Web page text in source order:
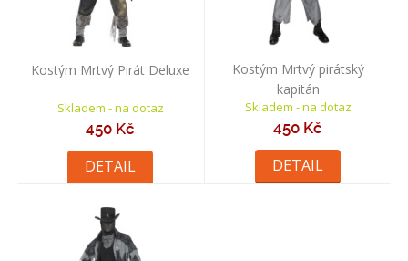
Kostým Mrtvý Pirát Deluxe
Skladem - na dotaz
450 Kč
DETAIL
Kostým Mrtvý pirátský
kapitán
Skladem - na dotaz
450 Kč
DETAIL